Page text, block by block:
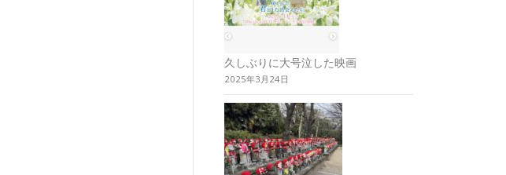
久しぶりに大号泣した映画
2025年3月24日